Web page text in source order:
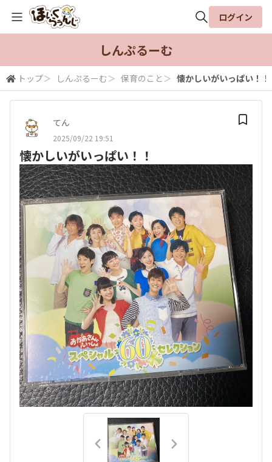
検索
ログイン
しんぷるーむ
トップ＞ しんぷるーむ ＞ 保育のこと ＞ 懐かしいがいっぱい！！
てん
2025/09/22 19:51
懐かしいがいっぱい！！